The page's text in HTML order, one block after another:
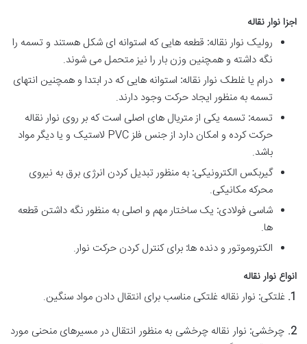
اجزا نوار نقاله
رولیک نوار نقاله: قطعه هایی که استوانه ای شکل هستند و تسمه را
نگه داشته و همچنین وزن بار را نیز متحمل می شوند.
درام یا غلطک نوار نقاله: استوانه هایی که در ابتدا و همچنین انتهای
تسمه به منظور ایجاد حرکت وجود دارند.
تسمه: تسمه یکی از متریال های اصلی است که بر روی نوار نقاله
حرکت کرده و امکان دارد از جنس فلز PVC لاستیک و یا دیگر مواد
باشد.
گیربکس الکترونیکی: به منظور تبدیل کردن انرژی برق به نیروی
محرکه مکانیکی.
شاسی فولادی: یک ساختار مهم و اصلی به منظور نگه داشتن قطعه
ها.
الکتروموتور و دنده ها: برای کنترل کردن حرکت نوار.
انواع نوار نقاله
1. غلتکی: نوار نقاله غلتکی مناسب برای انتقال دادن مواد سنگین.
2. چرخشی: نوار نقاله چرخشی به منظور انتقال در مسیرهای منحنی مورد